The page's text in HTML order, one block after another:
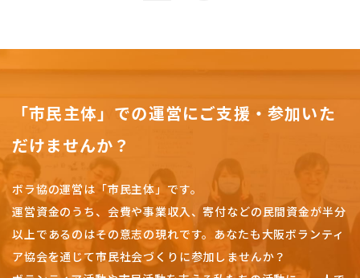
「市民主体」での運営にご支援・参加いた
だけませんか？
ボラ協の運営は「市民主体」です。
運営資金のうち、会費や事業収入、寄付などの民間資金が半分
以上であるのはその意志の現れです。 あなたも大阪ボランティ
ア協会を通じて市民社会づくりに参加しませんか？